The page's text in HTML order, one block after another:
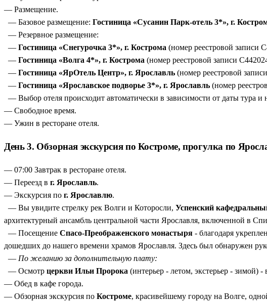
— Размещение.
— Базовое размещение: Гостиница «Сусанин Парк-отель 3*», г.
— Резервное размещение:
— Гостиница «Снегурочка 3*», г. Кострома (номер реестровой записи
— Гостиница «Волга 4*», г. Кострома (номер реестровой записи
— Гостиница «ЯрОтель Центр», г. Ярославль (номер реестровой
— Гостиница «Ярославское подворье 3*», г. Ярославль (номер
— Выбор отеля происходит автоматически в зависимости от даты тура и
— Свободное время.
— Ужин в ресторане отеля.
День 3. Обзорная экскурсия по Костроме, прогулка по
— 07:00 Завтрак в ресторане отеля.
— Переезд в г. Ярославль.
— Экскурсия по г. Ярославлю.
— Вы увидите стрелку рек Волги и Которосли, Успенский
архитектурный ансамбль центральной части Ярославля, включенной в
— Посещение Спасо-Преображенского монастыря - благодаря
дошедших до нашего времени храмов Ярославля. Здесь был обнаружен
— По желанию за дополнительную плату:
— Осмотр церкви Ильи Пророка (интерьер - летом, экстерьер - зимой)
— Обед в кафе города.
— Обзорная экскурсия по Костроме, красивейшему городу на Волге,